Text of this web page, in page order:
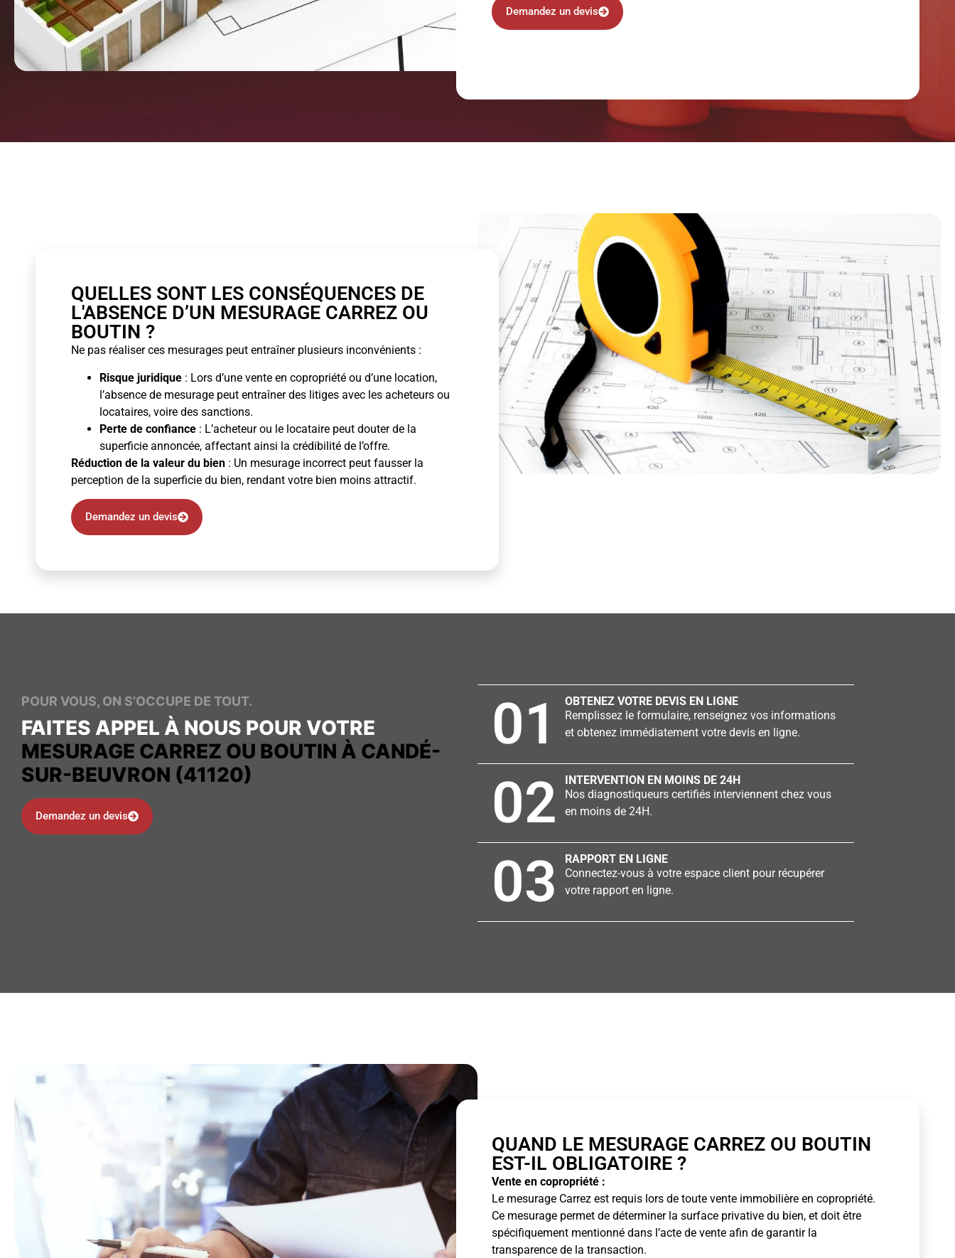
Demandez un devis
QUELLES SONT LES CONSÉQUENCES DE
L'ABSENCE D’UN MESURAGE CARREZ OU
BOUTIN ?
Ne pas réaliser ces mesurages peut entraîner plusieurs inconvénients :
Risque juridique : Lors d’une vente en copropriété ou d’une location,
l’absence de mesurage peut entraîner des litiges avec les acheteurs ou
locataires, voire des sanctions.
Perte de confiance : L’acheteur ou le locataire peut douter de la
superficie annoncée, affectant ainsi la crédibilité de l’offre.
Réduction de la valeur du bien : Un mesurage incorrect peut fausser la
perception de la superficie du bien, rendant votre bien moins attractif.
Demandez un devis
POUR VOUS, ON S’OCCUPE DE TOUT.
FAITES APPEL À NOUS POUR VOTRE
MESURAGE CARREZ OU BOUTIN À CANDÉ-
SUR-BEUVRON (41120)
Demandez un devis
01
OBTENEZ VOTRE DEVIS EN LIGNE
Remplissez le formulaire, renseignez vos informations
et obtenez immédiatement votre devis en ligne.
02
INTERVENTION EN MOINS DE 24H
Nos diagnostiqueurs certifiés interviennent chez vous
en moins de 24H.
03
RAPPORT EN LIGNE
Connectez-vous à votre espace client pour récupérer
votre rapport en ligne.
QUAND LE MESURAGE CARREZ OU BOUTIN
EST-IL OBLIGATOIRE ?
Vente en copropriété :
Le mesurage Carrez est requis lors de toute vente immobilière en copropriété.
Ce mesurage permet de déterminer la surface privative du bien, et doit être
spécifiquement mentionné dans l’acte de vente afin de garantir la
transparence de la transaction.